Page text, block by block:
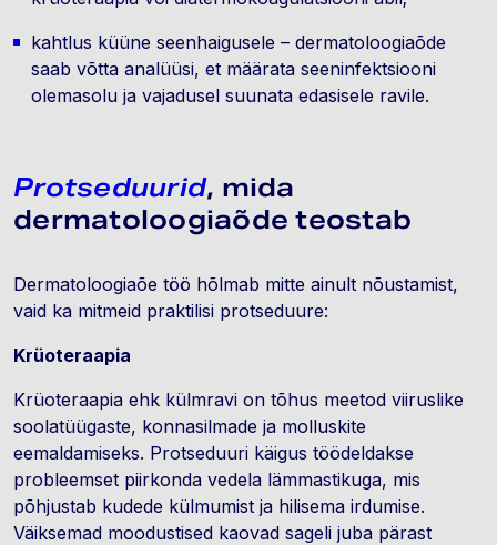
kahtlus küüne seenhaigusele – dermatoloogiaõde
saab võtta analüüsi, et määrata seeninfektsiooni
olemasolu ja vajadusel suunata edasisele ravile.
Protseduurid, mida
dermatoloogiaõde teostab
Dermatoloogiaõe töö hõlmab mitte ainult nõustamist,
vaid ka mitmeid praktilisi protseduure:
Krüoteraapia
Krüoteraapia ehk külmravi on tõhus meetod viiruslike
soolatüügaste, konnasilmade ja molluskite
eemaldamiseks. Protseduuri käigus töödeldakse
probleemset piirkonda vedela lämmastikuga, mis
põhjustab kudede külmumist ja hilisema irdumise.
Väiksemad moodustised kaovad sageli juba pärast